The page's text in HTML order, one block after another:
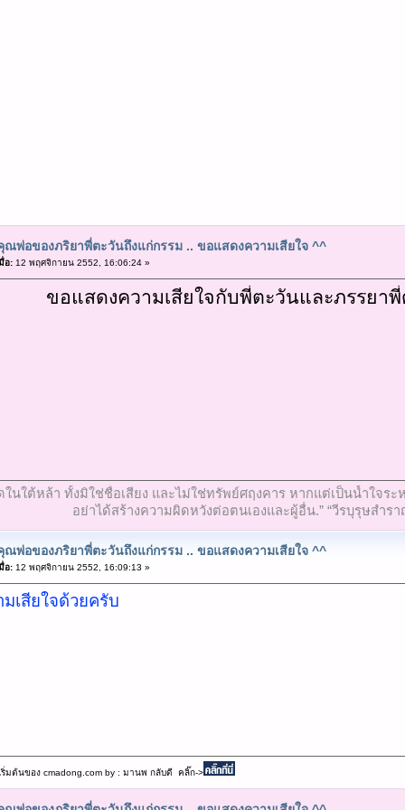
พ่อของภริยาพี่ตะวันถึงแก่กรรม .. ขอแสดงความเสียใจ ^^
อ:12 พฤศจิกายน 2552, 16:06:24 »
ขอแสดงความเสียใจกับพี่ตะวันและภรรยา
ในใต้หล้า ทั้งมิใช่ชื่อเสียง และไม่ใช่ทรัพย์ศฤงคาร หากแต่เป็นน้ำใจร
อย่าได้สร้างความผิดหวังต่อตนเองและผู้อื่น.” “วีรบุรุษสำราญ
พ่อของภริยาพี่ตะวันถึงแก่กรรม .. ขอแสดงความเสียใจ ^^
อ:12 พฤศจิกายน 2552, 16:09:13 »
เสียใจด้วยครับ
มต้นของ cmadong.com by : มานพ กลับดี คลิ๊ก->